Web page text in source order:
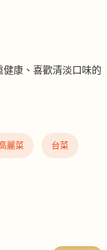
康、喜歡清淡口味的
麗菜 台菜